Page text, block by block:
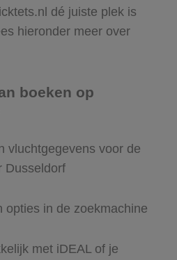
dé juiste plek is
hieronder meer over
boeken op
vluchtgegevens voor de
Dusseldorf
opties in de zoekmachine
met iDEAL of je